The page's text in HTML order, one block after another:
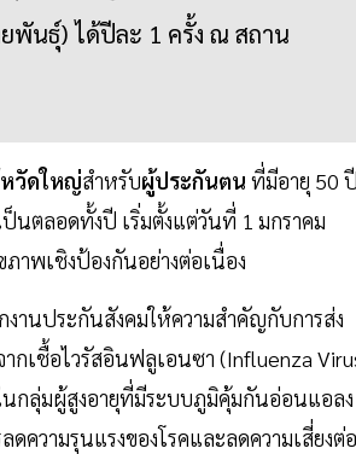
พันธุ์) ได้ปีละ 1 ครั้ง ณ สถาน
วัดใหญ่สำหรับผู้ประกันตน ที่มีอายุ 50
นตลอดทั้งปี เริ่มตั้งแต่วันที่ 1 มกราคม
าพเชิงป้องกันอย่างต่อเนื่อง
านประกันสังคมให้ความสำคัญกับการส่ง
ากเชื้อไวรัสอินฟลูเอนซา (Influenza
นกลุ่มผู้สูงอายุที่มีระบบภูมิคุ้มกันอ่อนแอลง
ความรุนแรงของโรคและลดความเสี่ยงต่อ